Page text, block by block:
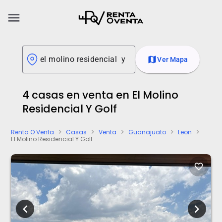
menu
mapVer Mapa
4 casas en venta en El Molino
Residencial Y Golf
Renta O Venta chevron_right Casas chevron_right Venta chevron_right Guanajuato chevron_right Leon chevron_right
El Molino Residencial Y Golf
favorite_border
chevron_left chevron_right